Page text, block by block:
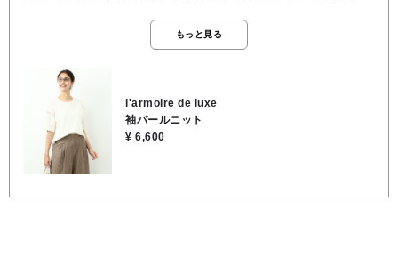
すごく綺麗にまとまります。 お袖が少し長めの5分袖くらいになって
いますので、気になる二の腕をさりげなくカバーします。 ニット素材
にも着ていけます。 ★着丈 51cm ★肩幅 54cm ★身幅 52cm ★袖丈
20cm ●お洗濯可能 ●アクリル87％, ポリエステル13％
もっと見る
l'armoire de luxe
袖パールニット
¥ 6,600